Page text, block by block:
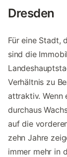
Dresden
Für eine Stadt,
sind die
Verhältnis zu
attraktiv. Wenn
durchaus
auf die
zehn Jahre
immer mehr in